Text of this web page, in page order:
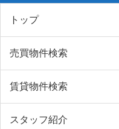
トップ
売買物件検索
賃貸物件検索
スタッフ紹介